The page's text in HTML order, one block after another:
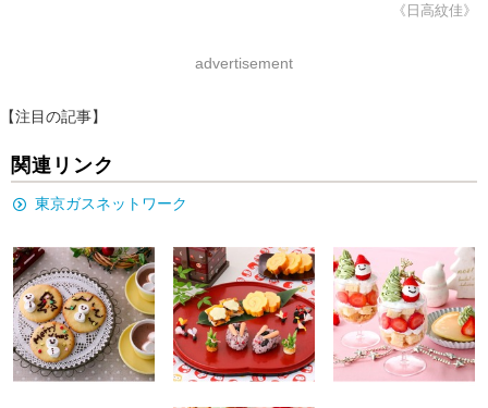
《日高紋佳》
advertisement
【注目の記事】
関連リンク
東京ガスネットワーク